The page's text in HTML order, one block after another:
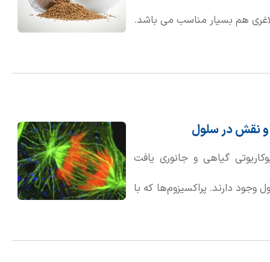
هم بسیار مناسب می باشد.
و نقش در سلول
گیاهی و جانوری یافت
دارند. پراکسیزوم‌ها که با
شده‌اند و حاوی آنزیم‌هایی